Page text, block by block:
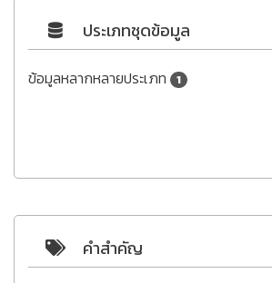
ประเภทชุดข้อมูล
ข้อมูลหลากหลายประเภท 1
คำสำคัญ